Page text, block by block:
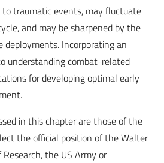
to traumatic events, may fluctuate
and may be sharpened by the
deployments. Incorporating an
understanding combat-related
for developing optimal early
in this chapter are those of the
the official position of the Walter
the US Army or